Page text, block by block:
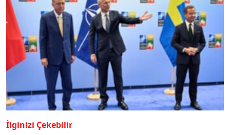
İlginizi Çekebilir